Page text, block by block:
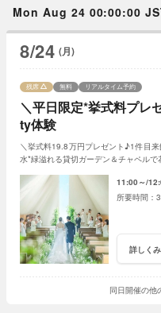
Mon Aug 24 00:00:00
8/24 (月)
＼平日限定*挙式料プレ
ty体験
残席 無料 リアルタイム予約
＼挙式料19.8万円プレゼント♪1件目
水*緑溢れる貸切ガーデン＆チャペル
11:00～
詳しく
同日開催の他